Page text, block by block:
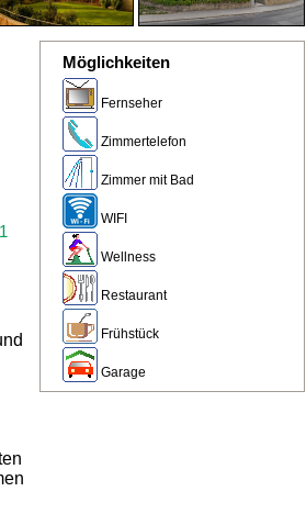
Möglichkeiten
Fernseher
Zimmertelefon
Zimmer mit Bad
WIFI
Wellness
Restaurant
Frühstück
Garage